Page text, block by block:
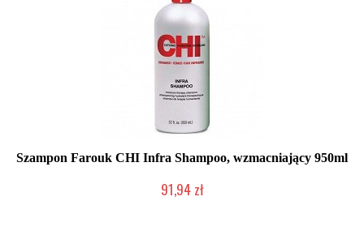
Szampon Farouk CHI Infra Shampoo, wzmacniający 950ml
91,94 zł